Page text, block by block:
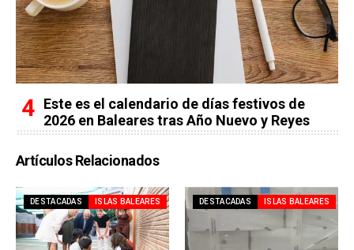
Este es el calendario de días festivos de
2026 en Baleares tras Año Nuevo y Reyes
Artículos Relacionados
DESTACADAS ISLAS BALEARES DESTACADAS ISLAS BALEARES